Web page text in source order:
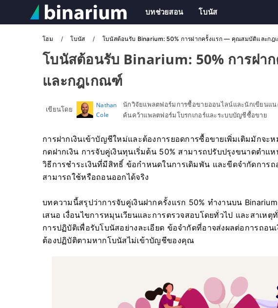
บทช่วยสอน โบนัส
โฮม โบนัส โบนัสต้อนรับ Binarium: 50% การฝากครั้งแรก — คุณสมบัติและกฎ
โบนัสต้อนรับ Binarium: 50% การฝ
และกฎเกณฑ์
เขียนโดย
Nathan
Cole
นักวิจัยแพลตฟอร์มการซื้อขายออนไลน์และนักเขียนแน
ค้นคว้าแพลตฟอร์มโบรกเกอร์และระบบบัญชีซื้อขาย
การฝากเงินเข้าบัญชีใหม่และต้องการยอดการซื้อขายเพิ่มเติมมักจะ
กดฝากเงิน การจับคู่เงินทุนเริ่มต้น 50% สามารถปรับปรุงขนาดตำแ
วิธีการชำระเงินที่มีสิทธิ์ ข้อกำหนดในการเดิมพัน และขีดจำกัดกา
สามารถใช้หรือถอนออกได้จริง
บทความนี้สรุปว่าการจับคู่เงินฝากครั้งแรก 50% ทำงานบน
เสนอ เงื่อนไขการหมุนเวียนและการตรวจสอบโดยทั่วไป และสาเห
การปฏิบัติเพื่อรับโบนัสอย่างละเอียด ข้อจำกัดที่อาจส่งผลต่อการถอ
ต้องปฏิบัติตามหากโบนัสไม่เข้าบัญชีของคุณ